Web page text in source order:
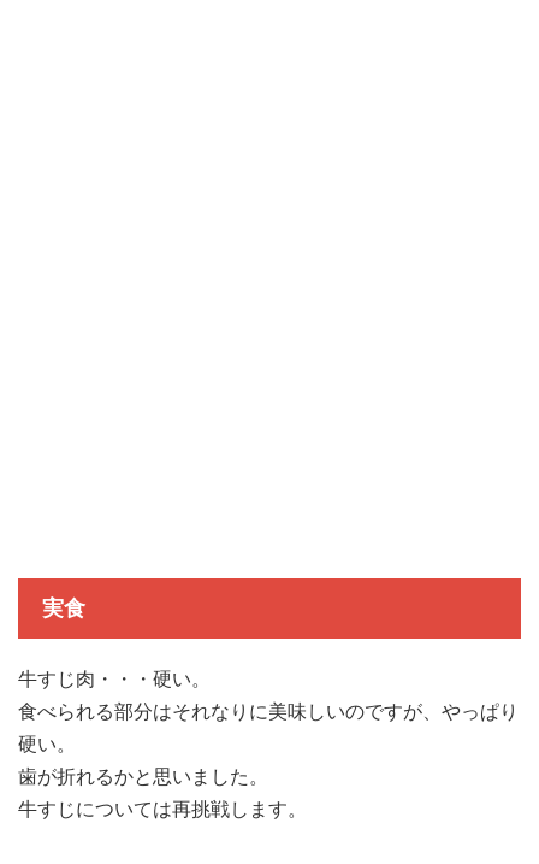
実食
牛すじ肉・・・硬い。
食べられる部分はそれなりに美味しいのですが、やっぱり
硬い。
歯が折れるかと思いました。
牛すじについては再挑戦します。